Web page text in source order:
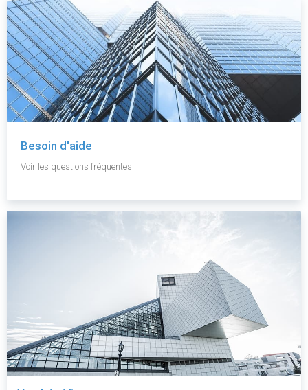
Besoin d'aide
Voir les questions fréquentes.